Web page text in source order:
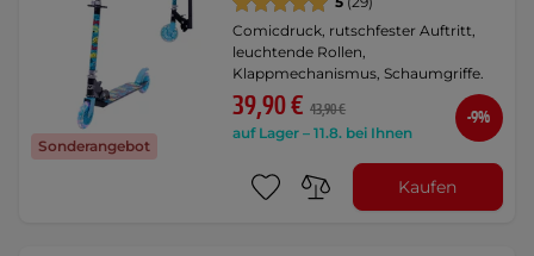
Sonderangebot
Comicdruck, rutschfester Auftritt,
leuchtende Rollen,
Klappmechanismus, Schaumgriffe.
39,90 € 43,90 €
auf Lager – 11.8. bei Ihnen
-9%
Kaufen